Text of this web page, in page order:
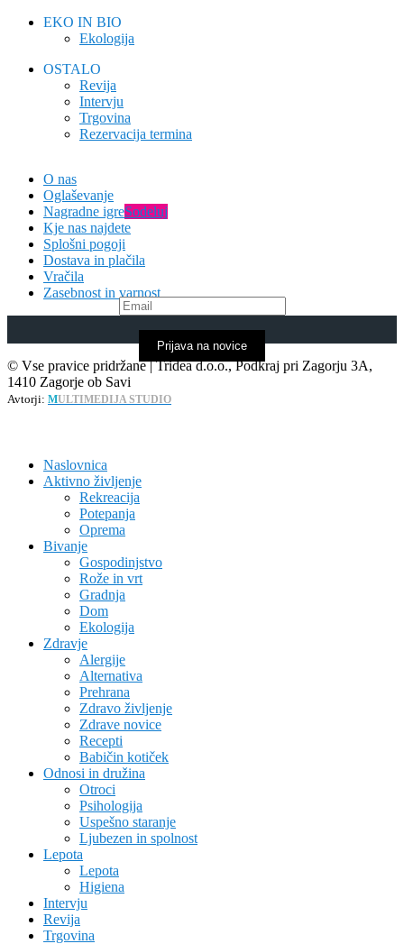
EKO IN BIO
Ekologija
OSTALO
Revija
Intervju
Trgovina
Rezervacija termina
O nas
Oglaševanje
Nagradne igreSodeluj
Kje nas najdete
Splošni pogoji
Dostava in plačila
Vračila
Zasebnost in varnost
Prijava na novice
© Vse pravice pridržane | Tridea d.o.o., Podkraj pri Zagorju 3A,
1410 Zagorje ob Savi
Avtorji: MULTIMEDIJA STUDIO
Naslovnica
Aktivno življenje
Rekreacija
Potepanja
Oprema
Bivanje
Gospodinjstvo
Rože in vrt
Gradnja
Dom
Ekologija
Zdravje
Alergije
Alternativa
Prehrana
Zdravo življenje
Zdrave novice
Recepti
Babičin kotiček
Odnosi in družina
Otroci
Psihologija
Uspešno staranje
Ljubezen in spolnost
Lepota
Lepota
Higiena
Intervju
Revija
Trgovina